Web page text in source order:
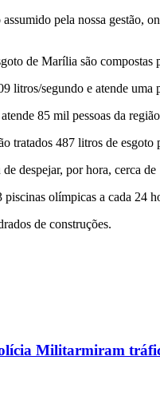
pela nossa gestão,
de Marília são compostas
litros/segundo e atende uma
85 mil pessoas da
tratados 487 litros de esgoto
despejar, por hora, cerca
olímpicas a cada
de construções.
Militarmiram